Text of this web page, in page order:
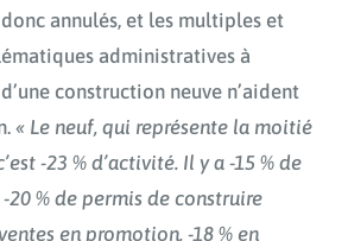
annulés, et les multiples et
administratives à
construction neuve n’aident
« Le neuf, qui représente la moitié
-23 % d’activité. Il y a -15 % de
20 % de permis de construire
en promotion, -18 % en